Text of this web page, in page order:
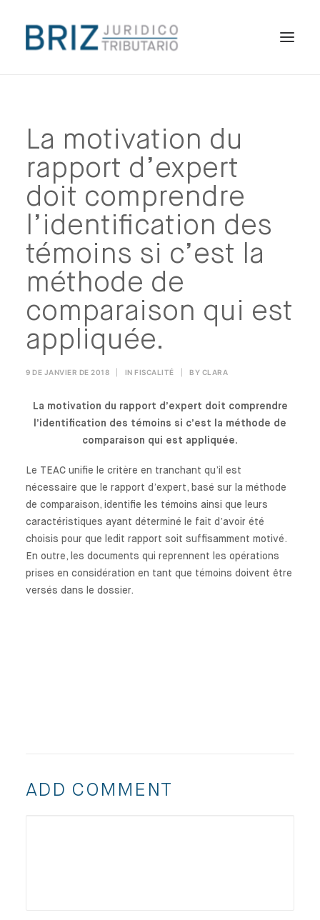
LE CABINET
PUBLICATIONS
FR
La motivation du
rapport d’expert
doit comprendre
l’identification des
témoins si c’est la
méthode de
comparaison qui est
appliquée.
9 DE JANVIER DE 2018 IN FISCALITÉ BY CLARA
La motivation du rapport d’expert doit comprendre
l’identification des témoins si c’est la méthode de
comparaison qui est appliquée.
Le TEAC unifie le critère en tranchant qu’il est
nécessaire que le rapport d’expert, basé sur la méthode
de comparaison, identifie les témoins ainsi que leurs
caractéristiques ayant déterminé le fait d’avoir été
choisis pour que ledit rapport soit suffisamment motivé.
En outre, les documents qui reprennent les opérations
prises en considération en tant que témoins doivent être
versés dans le dossier.
ADD COMMENT